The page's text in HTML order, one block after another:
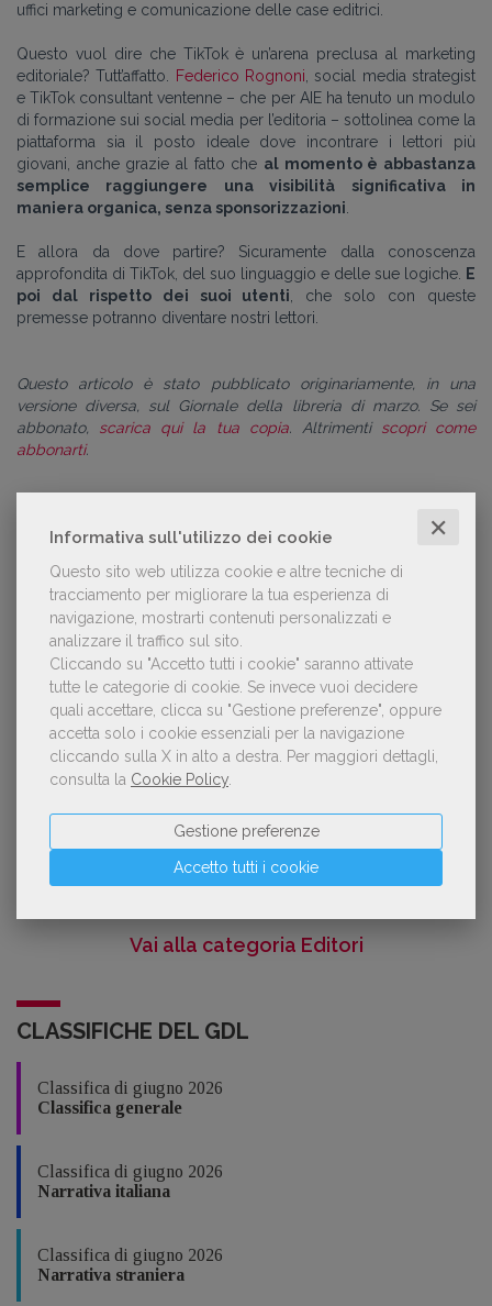
Informativa sull'utilizzo dei cookie ✕
Questo sito web utilizza cookie e altre tecniche di
tracciamento per migliorare la tua esperienza di
navigazione, mostrarti contenuti personalizzati e
analizzare il traffico sul sito.
Cliccando su "Accetto tutti i cookie" saranno attivate
tutte le categorie di cookie. Se invece vuoi decidere
quali accettare, clicca su "Gestione preferenze", oppure
accetta solo i cookie essenziali per la navigazione
cliccando sulla X in alto a destra.
Per maggiori dettagli,
consulta la Cookie Policy
Accetto tutti i cookie
Gestione preferenze
uffici marketing e comunicazione delle case editrici.
Questo vuol dire che TikTok è un’arena preclusa al marketing
editoriale? Tutt’affatto. Federico Rognoni, social media strategist
e TikTok consultant ventenne – che per AIE ha tenuto un modulo
di formazione sui social media per l’editoria – sottolinea come la
piattaforma sia il posto ideale dove incontrare i lettori più
giovani, anche grazie al fatto che al momento è abbastanza
semplice raggiungere una visibilità significativa in
maniera organica, senza sponsorizzazioni.
E allora da dove partire? Sicuramente dalla conoscenza
approfondita di TikTok, del suo linguaggio e delle sue logiche. E
poi dal rispetto dei suoi utenti, che solo con queste
premesse potranno diventare nostri lettori.
Questo articolo è stato pubblicato originariamente, in una
versione diversa, sul Giornale della libreria di marzo. Se sei
abbonato,
scarica qui la tua copia. Altrimenti
scopri come
abbonarti.
L'autore:Alessandra Rotondo
Dal 2010 mi occupo della creazione di contenuti
digitali, dal 2015 lo faccio in AIE dove oggi sono
responsabile del contenuto editoriale del Giornale
della Libreria, testata web e periodico in carta.
Laureata in Relazioni internazionali e specializzata
in Comunicazione pubblica alla Luiss Guido Carli di
Roma, ho conseguito il master in Editoria di Unimi,
AIE e Fondazione Mondadori. Molti dei miei interessi
coincidono con i miei ambiti di ricerca e di lavoro:
editoria, libri, podcast, narrazioni su più piattaforme
e cultura digitale. La mia cosa preferita è il mare.
Rotondo
Vai alla categoria Editori
CLASSIFICHE DEL GDL
Classifica di giugno 2026
Classifica generale
Classifica di giugno 2026
Narrativa italiana
Classifica di giugno 2026
Narrativa straniera